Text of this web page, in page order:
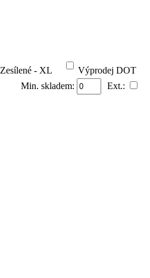
Zesílené - XL Výprodej DOT
Ext.:
Min. skladem: